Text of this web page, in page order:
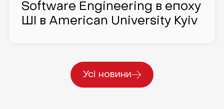
Software Engineering в епоху
ШІ в American University Kyiv
Усі новини